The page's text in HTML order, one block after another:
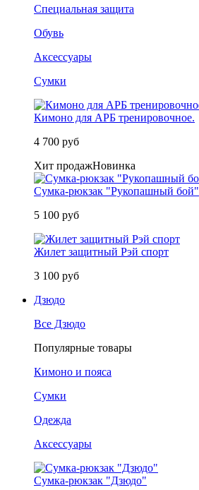
Специальная защита
Обувь
Аксессуары
Сумки
Кимоно для АРБ тренировочное.
4 700 руб
Хит продажНовинка
Сумка-рюкзак "Рукопашный бой"
5 100 руб
Жилет защитный Рэй спорт
3 100 руб
Дзюдо
Все Дзюдо
Популярные товары
Кимоно и пояса
Сумки
Одежда
Аксессуары
Сумка-рюкзак "Дзюдо"